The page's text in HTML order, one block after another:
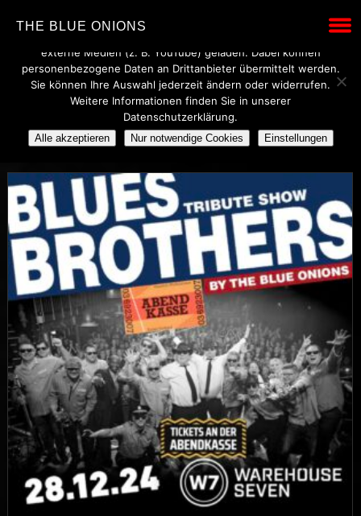
THE BLUE ONIONS
BILDER
MUSIC FESTIVALS ONTOUR
Wir verwenden technisch notwendige Cookies, um den Betrieb
dieser Website sicherzustellen. Mit Ihrer Einwilligung werden
externe Medien (z. B. YouTube) geladen. Dabei können
personenbezogene Daten an Drittanbieter übermittelt werden.
Sie können Ihre Auswahl jederzeit ändern oder widerrufen.
Weitere Informationen finden Sie in unserer
Datenschutzerklärung.
Alle akzeptieren Nur notwendige Cookies Einstellungen